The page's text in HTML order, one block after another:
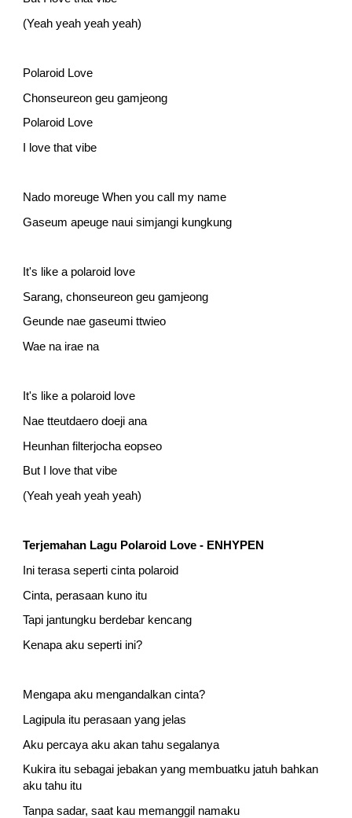
(Yeah yeah yeah yeah)
Polaroid Love
Chonseureon geu gamjeong
Polaroid Love
I love that vibe
Nado moreuge When you call my name
Gaseum apeuge naui simjangi kungkung
It's like a polaroid love
Sarang, chonseureon geu gamjeong
Geunde nae gaseumi ttwieo
Wae na irae na
It's like a polaroid love
Nae tteutdaero doeji ana
Heunhan filterjocha eopseo
But I love that vibe
(Yeah yeah yeah yeah)
Terjemahan Lagu Polaroid Love - ENHYPEN
Ini terasa seperti cinta polaroid
Cinta, perasaan kuno itu
Tapi jantungku berdebar kencang
Kenapa aku seperti ini?
Mengapa aku mengandalkan cinta?
Lagipula itu perasaan yang jelas
Aku percaya aku akan tahu segalanya
Kukira itu sebagai jebakan yang membuatku jatuh bahkan
aku tahu itu
Tanpa sadar, saat kau memanggil namaku